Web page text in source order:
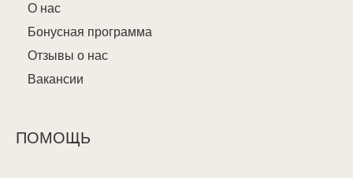
О нас
Бонусная программа
Отзывы о нас
Вакансии
ПОМОЩЬ